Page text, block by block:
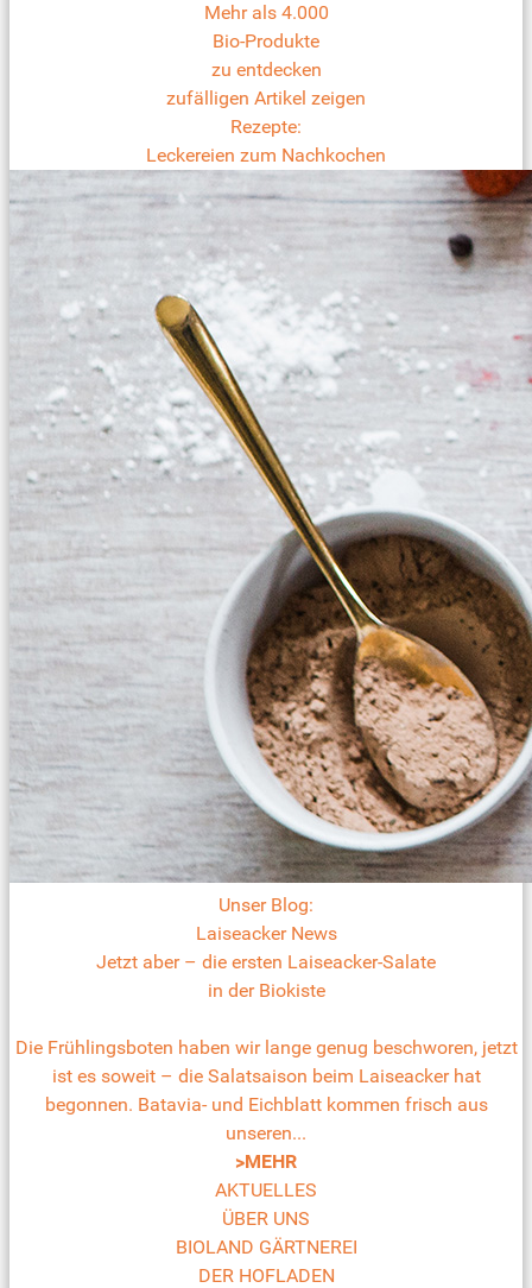
Mehr als 4.000
Bio-Produkte
zu entdecken
zufälligen Artikel zeigen
Rezepte:
Leckereien zum Nachkochen
Unser Blog:
Laiseacker News
Jetzt aber – die ersten Laiseacker-Salate
in der Biokiste
Die Frühlingsboten haben wir lange genug beschworen, jetzt
ist es soweit – die Salatsaison beim Laiseacker hat
begonnen. Batavia- und Eichblatt kommen frisch aus
unseren...
>MEHR
AKTUELLES
ÜBER UNS
BIOLAND GÄRTNEREI
DER HOFLADEN